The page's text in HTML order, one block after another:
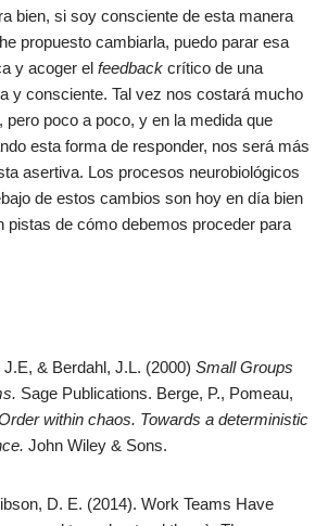
bien, si soy consciente de esta manera
propuesto cambiarla, puedo parar esa
y acoger el feedback crítico de una
y consciente. Tal vez nos costará mucho
pero poco a poco, y en la medida que
esta forma de responder, nos será más
asertiva. Los procesos neurobiológicos
de estos cambios son hoy en día bien
pistas de cómo debemos proceder para
& Berdahl, J.L. (2000) Small Groups
Sage Publications. Berge, P., Pomeau,
within chaos. Towards a deterministic
John Wiley & Sons.
D. E. (2014). Work Teams Have